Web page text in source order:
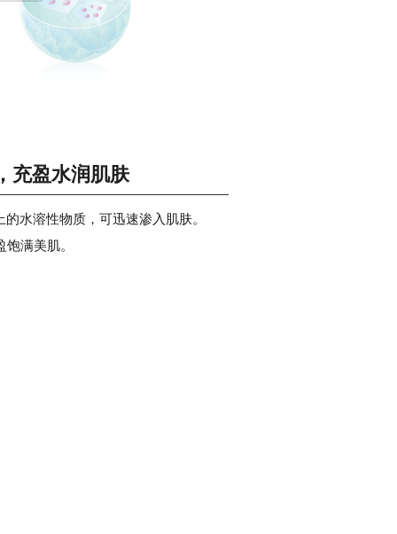
充盈水润肌肤
水溶性物质，可迅速渗入肌肤。
满美肌。